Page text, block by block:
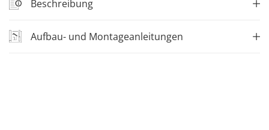
Beschreibung
Aufbau- und Montageanleitungen